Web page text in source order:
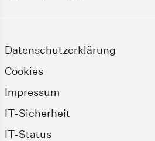
Datenschutzerklärung
Cookies
Impressum
IT-Sicherheit
IT-Status